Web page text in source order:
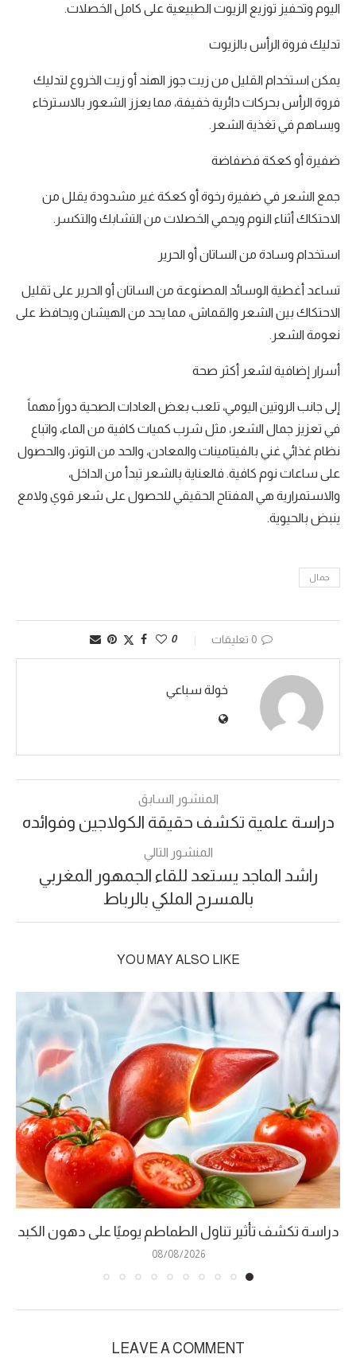
اليوم وتحفيز توزيع الزيوت الطبيعية على كامل الخصلات.
تدليك فروة الرأس بالزيوت
يمكن استخدام القليل من زيت جوز الهند أو زيت الخروع لتدليك
فروة الرأس بحركات دائرية خفيفة، مما يعزز الشعور بالاسترخاء
ويساهم في تغذية الشعر.
ضفيرة أو كعكة فضفاضة
جمع الشعر في ضفيرة رخوة أو كعكة غير مشدودة يقلل من
الاحتكاك أثناء النوم ويحمي الخصلات من التشابك والتكسر.
استخدام وسادة من الساتان أو الحرير
تساعد أغطية الوسائد المصنوعة من الساتان أو الحرير على تقليل
الاحتكاك بين الشعر والقماش، مما يحد من الهيشان ويحافظ على
نعومة الشعر.
أسرار إضافية لشعر أكثر صحة
إلى جانب الروتين اليومي، تلعب بعض العادات الصحية دوراً مهماً
في تعزيز جمال الشعر، مثل شرب كميات كافية من الماء، واتباع
نظام غذائي غني بالفيتامينات والمعادن، والحد من التوتر، والحصول
على ساعات نوم كافية. فالعناية بالشعر تبدأ من الداخل،
والاستمرارية هي المفتاح الحقيقي للحصول على شعر قوي ولامع
ينبض بالحيوية.
جمال
0 تعليقات 0
خولة سباعي
المنشور السابق
دراسة علمية تكشف حقيقة الكولاجين وفوائده
المنشور التالي
راشد الماجد يستعد للقاء الجمهور المغربي
بالمسرح الملكي بالرباط
YOU MAY ALSO LIKE
دراسة تكشف تأثير تناول الطماطم يوميًا على دهون الكبد
08/08/2026
LEAVE A COMMENT